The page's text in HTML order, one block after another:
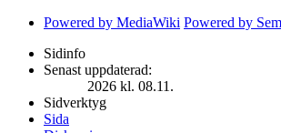
Powered by MediaWiki Powered by
Sidinfo
Senast uppdaterad:
2026 kl. 08.11.
Sidverktyg
Sida